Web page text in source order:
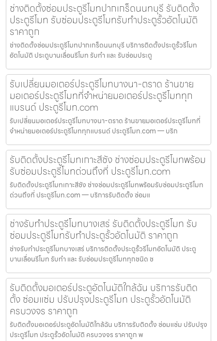
ช่างติดตั้งซ่อมประตูรีโมทปากเกร็ดนนทบุรี รับติดตั้ง
ประตูรีโมท รับซ่อมประตูรีโมทรับทำประตูรั้วอัตโนมัติ
ราคาถูก
ช่างติดตั้งซ่อมประตูรีโมทปากเกร็ดนนทบุรี บริการติดตั้งประตูรั้วรีโมท
อัตโนมัติ ประตูบานเลื่อนรีโมท รับทำ และ รับซ่อมประตู
รับเปลี่ยนมอเตอร์ประตูรีโมทบางนา-ตราด ร้านขาย
มอเตอร์ประตูรีโมทที่จำหน่ายมอเตอร์ประตูรีโมททุก
แบรนด์ ประตูรีโมท.com
รับเปลี่ยนมอเตอร์ประตูรีโมทบางนา-ตราด ร้านขายมอเตอร์ประตูรีโมทที่
จำหน่ายมอเตอร์ประตูรีโมททุกแบรนด์ ประตูรีโมท.com — บริก
รับติดตั้งประตูรีโมทเกาะสีชัง ช่างซ่อมประตูรีโมทพร้อม
รับซ่อมประตูรีโมทด่วนถึงที่ ประตูรีโมท.com
รับติดตั้งประตูรีโมทเกาะสีชัง ช่างซ่อมประตูรีโมทพร้อมรับซ่อมประตูรีโมท
ด่วนถึงที่ ประตูรีโมท.com — บริการรับติดตั้ง ซ่อมแ
ช่างรับทำประตูรีโมทบางเสร่ รับติดตั้งประตูรีโมท รับ
ซ่อมประตูรีโมทรับทำประตูรั้วอัตโนมัติ ราคาถูก
ช่างรับทำประตูรีโมทบางเสร่ บริการติดตั้งประตูรั้วรีโมทอัตโนมัติ ประตู
บานเลื่อนรีโมท รับทำ และ รับซ่อมประตูรีโมททุกชนิด ช
รับติดตั้งมอเตอร์ประตูอัตโนมัติใกล้ฉัน บริการรับติด
ตั้ง ซ่อมแซ่ม ปรับปรุงประตูรีโมท ประตูรั้วอัตโนมัติ
ครบวงจร ราคาถูก
รับติดตั้งมอเตอร์ประตูอัตโนมัติใกล้ฉัน บริการรับติดตั้ง ซ่อมแซ่ม ปรับปรุง
ประตูรีโมท ประตูรั้วอัตโนมัติ ครบวงจร ราคาถูก พ